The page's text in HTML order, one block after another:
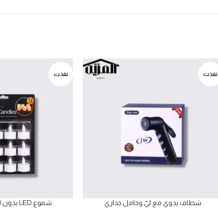
نفذت
شطاف يدوي مع ليّ وحامل جداري
نفذت
شموع LED بدون لهب – 12 قطعة